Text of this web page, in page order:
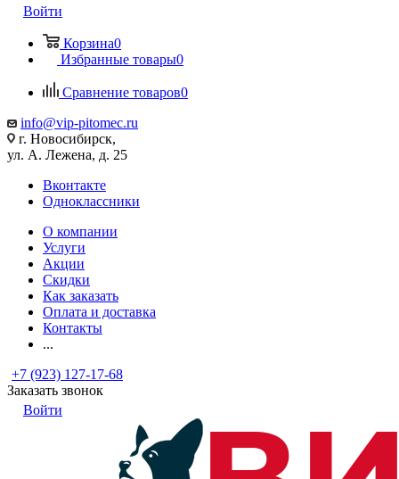
Войти
Корзина0
Избранные товары0
Сравнение товаров0
info@vip-pitomec.ru
г. Новосибирск,
ул. А. Лежена, д. 25
Вконтакте
Одноклассники
О компании
Услуги
Акции
Скидки
Как заказать
Оплата и доставка
Контакты
...
+7 (923) 127-17-68
Заказать звонок
Войти